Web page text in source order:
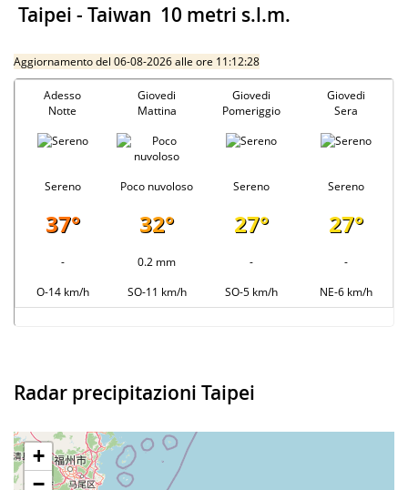
Taipei - Taiwan 10 metri s.l.m.
Aggiornamento del 06-08-2026 alle ore 11:12:28
Adesso
Notte
Giovedi
Mattina
Giovedi
Pomeriggio
Giovedi
Sera
Sereno Poco nuvoloso Sereno Sereno
37° 32° 27° 27°
- 0.2 mm -
-
O-14 km/h
SO-11 km/h SO-5 km/h NE-6 km/h
Radar precipitazioni Taipei